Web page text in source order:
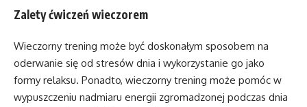
Zalety ćwiczeń wieczorem
Wieczorny trening może być doskonałym sposobem na
oderwanie się od stresów dnia i wykorzystanie go jako
formy relaksu. Ponadto, wieczorny trening może pomóc w
wypuszczeniu nadmiaru energii zgromadzonej podczas dnia